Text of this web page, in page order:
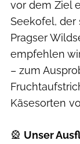
vor dem Ziel
Seekofel, der
Pragser
empfehlen
– zum
Käsesorten
🎡 Unser